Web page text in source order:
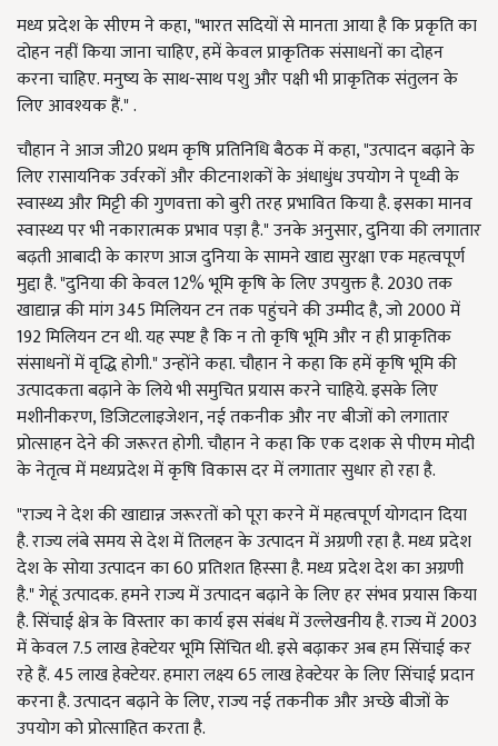
मध्य प्रदेश के सीएम ने कहा, "भारत सदियों से मानता आया है कि प्रकृति का
दोहन नहीं किया जाना चाहिए, हमें केवल प्राकृतिक संसाधनों का दोहन
करना चाहिए. मनुष्य के साथ-साथ पशु और पक्षी भी प्राकृतिक संतुलन के
लिए आवश्यक हैं." .
चौहान ने आज जी20 प्रथम कृषि प्रतिनिधि बैठक में कहा, "उत्पादन बढ़ाने के
लिए रासायनिक उर्वरकों और कीटनाशकों के अंधाधुंध उपयोग ने पृथ्वी के
स्वास्थ्य और मिट्टी की गुणवत्ता को बुरी तरह प्रभावित किया है. इसका मानव
स्वास्थ्य पर भी नकारात्मक प्रभाव पड़ा है." उनके अनुसार, दुनिया की लगातार
बढ़ती आबादी के कारण आज दुनिया के सामने खाद्य सुरक्षा एक महत्वपूर्ण
मुद्दा है. "दुनिया की केवल 12% भूमि कृषि के लिए उपयुक्त है. 2030 तक
खाद्यान्न की मांग 345 मिलियन टन तक पहुंचने की उम्मीद है, जो 2000 में
192 मिलियन टन थी. यह स्पष्ट है कि न तो कृषि भूमि और न ही प्राकृतिक
संसाधनों में वृद्धि होगी." उन्होंने कहा. चौहान ने कहा कि हमें कृषि भूमि की
उत्पादकता बढ़ाने के लिये भी समुचित प्रयास करने चाहिये. इसके लिए
मशीनीकरण, डिजिटलाइजेशन, नई तकनीक और नए बीजों को लगातार
प्रोत्साहन देने की जरूरत होगी. चौहान ने कहा कि एक दशक से पीएम मोदी
के नेतृत्व में मध्यप्रदेश में कृषि विकास दर में लगातार सुधार हो रहा है.
"राज्य ने देश की खाद्यान्न जरूरतों को पूरा करने में महत्वपूर्ण योगदान दिया
है. राज्य लंबे समय से देश में तिलहन के उत्पादन में अग्रणी रहा है. मध्य प्रदेश
देश के सोया उत्पादन का 60 प्रतिशत हिस्सा है. मध्य प्रदेश देश का अग्रणी
है." गेहूं उत्पादक. हमने राज्य में उत्पादन बढ़ाने के लिए हर संभव प्रयास किया
है. सिंचाई क्षेत्र के विस्तार का कार्य इस संबंध में उल्लेखनीय है. राज्य में 2003
में केवल 7.5 लाख हेक्टेयर भूमि सिंचित थी. इसे बढ़ाकर अब हम सिंचाई कर
रहे हैं. 45 लाख हेक्टेयर. हमारा लक्ष्य 65 लाख हेक्टेयर के लिए सिंचाई प्रदान
करना है. उत्पादन बढ़ाने के लिए, राज्य नई तकनीक और अच्छे बीजों के
उपयोग को प्रोत्साहित करता है.